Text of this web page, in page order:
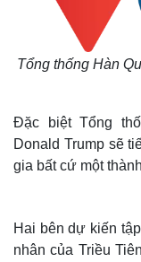
Tổng thống Hàn
Đặc biệt Tổng
Donald Trump sẽ
gia bất cứ một
Hai bên dự kiến
nhân của Triều